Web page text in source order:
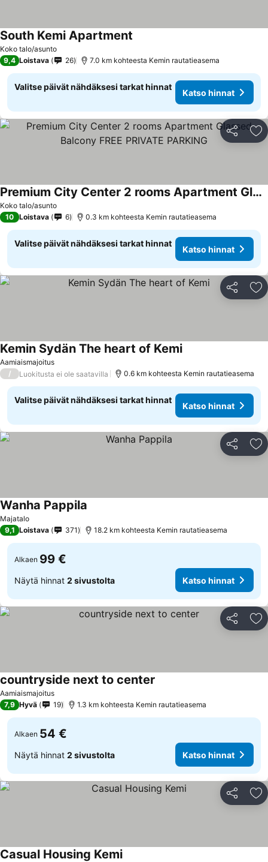
Koko talo/asunto
South Kemi Apartment
9,4 Loistava 26 7.0 km kohteesta Kemin rautatieasema
Valitse päivät nähdäksesi tarkat hinnat
Katso hinnat
Jaa
Koko talo/asunto
Premium City Center 2 rooms Apartment Glassed Balcony FREE PRIVATE PARKING
10 Loistava 6 0.3 km kohteesta Kemin rautatieasema
Valitse päivät nähdäksesi tarkat hinnat
Katso hinnat
Jaa
Aamiaismajoitus
Kemin Sydän The heart of Kemi
/ Luokitusta ei ole saatavilla 0.6 km kohteesta Kemin rautatieasema
Valitse päivät nähdäksesi tarkat hinnat
Katso hinnat
Jaa
Majatalo
Wanha Pappila
9,1 Loistava 371 18.2 km kohteesta Kemin rautatieasema
Alkaen 99 €
Näytä hinnat 2 sivustolta Katso hinnat
Jaa
Aamiaismajoitus
countryside next to center
7,9 Hyvä 19 1.3 km kohteesta Kemin rautatieasema
Alkaen 54 €
Näytä hinnat 2 sivustolta Katso hinnat
Jaa
Casual Housing Kemi